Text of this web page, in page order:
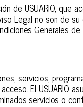
de USUARIO, que
Legal no son de
Generales
servicios,
El USUARIO
servicios o